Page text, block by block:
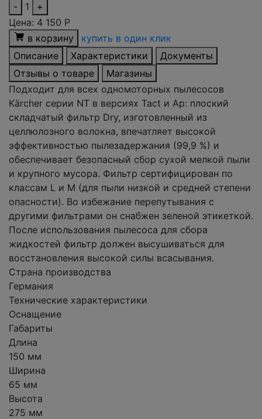
-
1
+
Цена: 4 150 Р
в корзину
купить в один клик
Описание
Характеристики
Документы
Отзывы о товаре
Магазины
Подходит для всех одномоторных пылесосов
Kärcher серии NT в версиях Tact и Ap: плоский
складчатый фильтр Dry, изготовленный из
целлюлозного волокна, впечатляет высокой
эффективностью пылезадержания (99,9 %) и
обеспечивает безопасный сбор сухой мелкой пыли
и крупного мусора. Фильтр сертифицирован по
классам L и M (для пыли низкой и средней степени
опасности). Во избежание перепутывания с
другими фильтрами он снабжен зеленой этикеткой.
После использования пылесоса для сбора
жидкостей фильтр должен высушиваться для
восстановления высокой силы всасывания.
Страна производства
Германия
Технические характеристики
Оснащение
Габариты
Длина
150 мм
Ширина
65 мм
Высота
275 мм